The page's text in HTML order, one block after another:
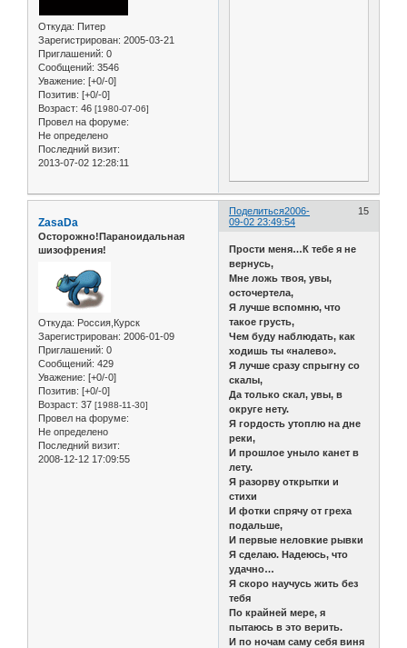
Откуда: Питер
Зарегистрирован: 2005-03-21
Приглашений: 0
Сообщений: 3546
Уважение: [+0/-0]
Позитив: [+0/-0]
Возраст: 46 [1980-07-06]
Провел на форуме:
Не определено
Последний визит:
2013-07-02 12:28:11
Поделиться 15
2006-
09-02 23:49:54
ZasaDa
Осторожно!Параноидальная
шизофрения!
Откуда: Россия,Курск
Зарегистрирован: 2006-01-09
Приглашений: 0
Сообщений: 429
Уважение: [+0/-0]
Позитив: [+0/-0]
Возраст: 37 [1988-11-30]
Провел на форуме:
Не определено
Последний визит:
2008-12-12 17:09:55
Прости меня…К тебе я не
вернусь,
Мне ложь твоя, увы,
осточертела,
Я лучше вспомню, что
такое грусть,
Чем буду наблюдать, как
ходишь ты «налево».
Я лучше сразу спрыгну со
скалы,
Да только скал, увы, в
округе нету.
Я гордость утоплю на дне
реки,
И прошлое уныло канет в
лету.
Я разорву открытки и
стихи
И фотки спрячу от греха
подальше,
И первые неловкие рывки
Я сделаю. Надеюсь, что
удачно…
Я скоро научусь жить без
тебя
По крайней мере, я
пытаюсь в это верить.
И по ночам саму себя виня